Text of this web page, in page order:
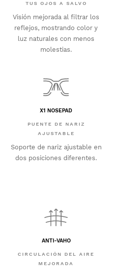
TUS OJOS A SALVO
Visión mejorada al filtrar los
reflejos, mostrando color y
luz naturales con menos
molestias.
X1 NOSEPAD
PUENTE DE NARIZ
AJUSTABLE
Soporte de nariz ajustable en
dos posiciones diferentes.
ANTI-VAHO
CIRCULACIÓN DEL AIRE
MEJORADA